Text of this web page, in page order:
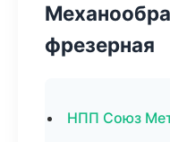
фрезерная
НПП Союз